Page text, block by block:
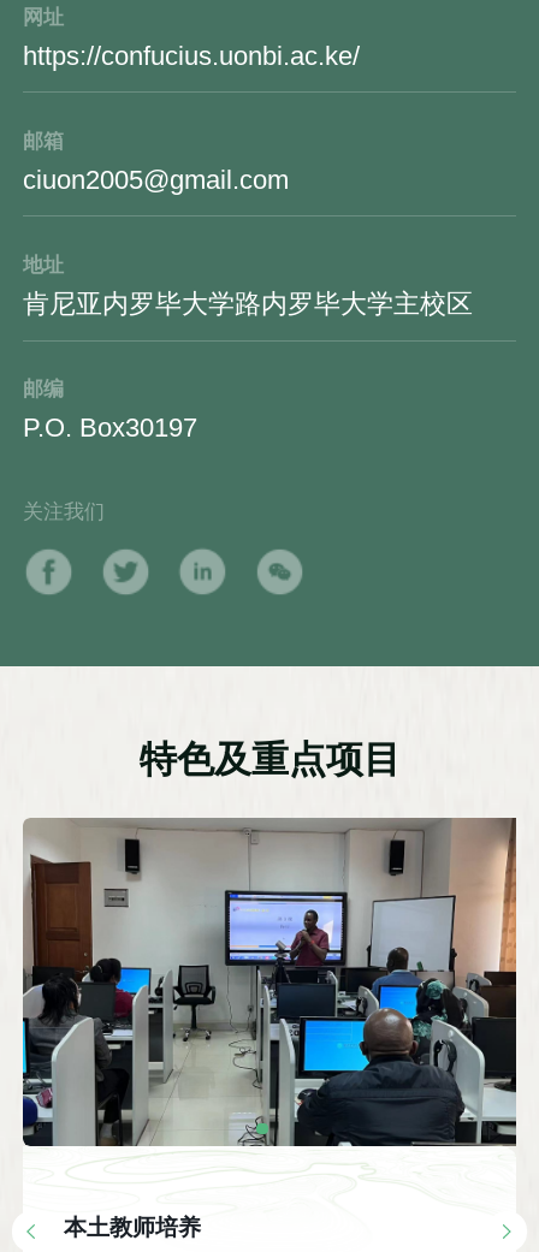
网址
https://confucius.uonbi.ac.ke/
邮箱
ciuon2005@gmail.com
地址
肯尼亚内罗毕大学路内罗毕大学主校区
邮编
P.O. Box30197
关注我们
特色及重点项目
本土教师培养